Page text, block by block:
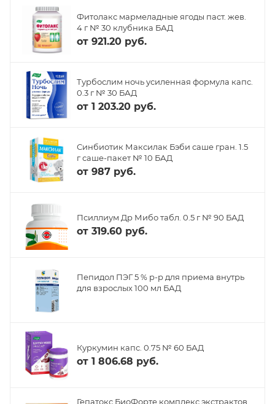
Фитолакс мармеладные ягоды паст. жев.
4 г № 30 клубника БАД
от 921.20 руб.
Турбослим ночь усиленная формула капс.
0.3 г № 30 БАД
от 1 203.20 руб.
Синбиотик Максилак Бэби саше гран. 1.5
г саше-пакет № 10 БАД
от 987 руб.
Псиллиум Др Мибо табл. 0.5 г № 90 БАД
от 319.60 руб.
Пепидол ПЭГ 5 % р-р для приема внутрь
для взрослых 100 мл БАД
Куркумин капс. 0.75 № 60 БАД
от 1 806.68 руб.
Гепатокс БиоФорте комплекс экстрактов